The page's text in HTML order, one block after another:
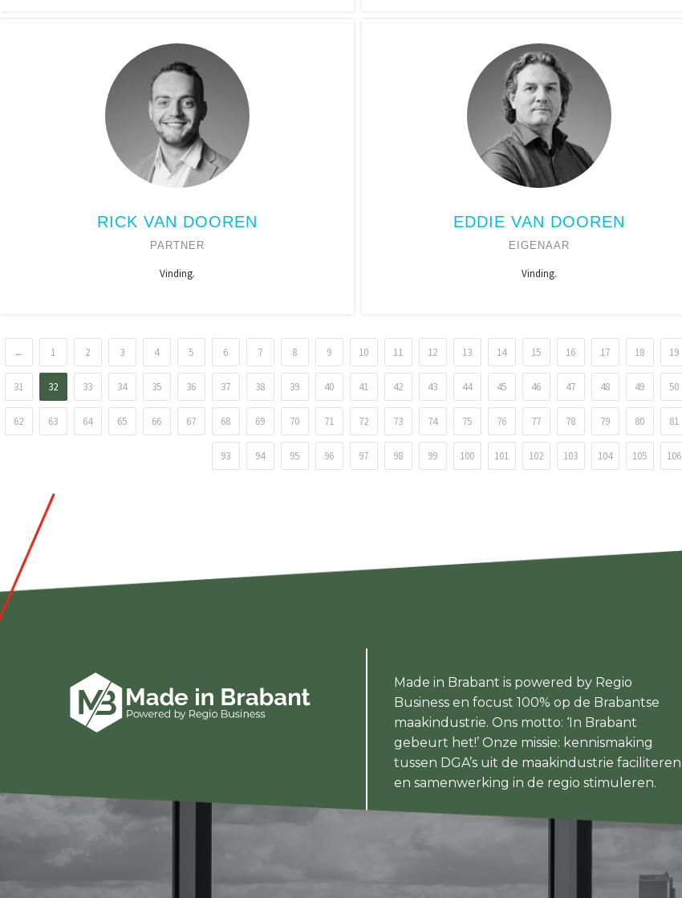
RICK VAN DOOREN
PARTNER
Vinding.
EDDIE VAN DOOREN
EIGENAAR
Vinding.
← 1 2 3 4 5 6 7 8 9 10 11 12 13 14 15 16 17 18 19
31 32 33 34 35 36 37 38 39 40 41 42 43 44 45 46 47 48 49 50
62 63 64 65 66 67 68 69 70 71 72 73 74 75 76 77 78 79 80 81
93 94 95 96 97 98 99 100 101 102 103 104 105 106
Made in Brabant is powered by Regio
Business en focust 100% op de Brabantse
maakindustrie. Ons motto: ‘In Brabant
gebeurt het!’ Onze missie: kennismaking
tussen DGA’s uit de maakindustrie faciliteren
en samenwerking in de regio stimuleren.